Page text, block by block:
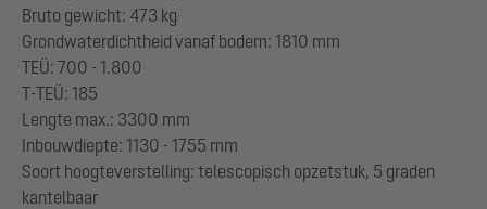
Bruto gewicht: 473 kg
Grondwaterdichtheid vanaf bodem: 1810 mm
TEÜ: 700 - 1.800
T-TEÜ: 185
Lengte max.: 3300 mm
Inbouwdiepte: 1130 - 1755 mm
Soort hoogteverstelling: telescopisch opzetstuk, 5 graden
kantelbaar